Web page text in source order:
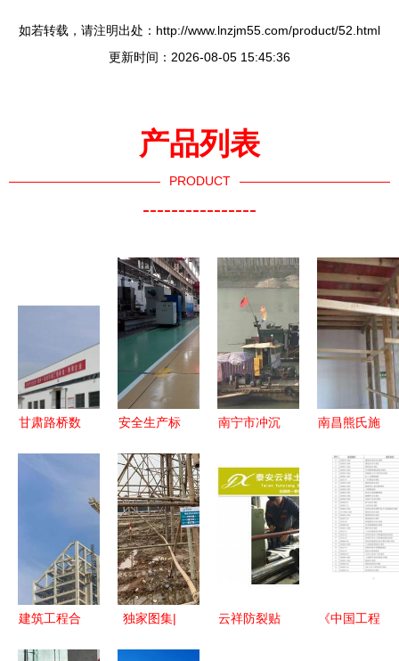
如若转载，请注明出处：http://www.lnzjm55.com/product/52.html
更新时间：2026-08-05 15:45:36
产品列表
PRODUCT
----------------
甘肃路桥数
间荣膺数字
车间殊荣
安全生产标
进，助推老
厂换新颜
——建设工
程施工中的
安全革新实
践
南宁市冲沉
下安装施工
工期分析
南昌熊氏施
打造品质建
设工程的卓
越之选
建筑工程合
独家图集|
云祥防裂贴
《中国工程